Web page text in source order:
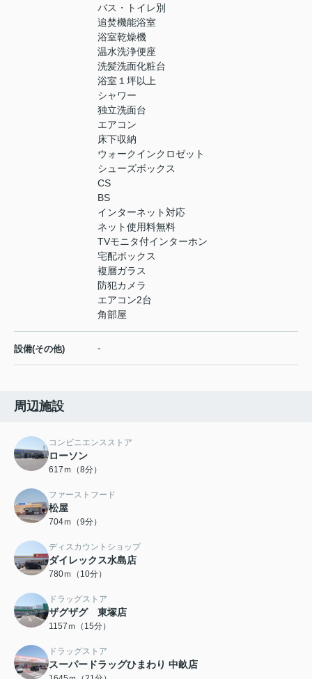
バス・トイレ別
追焚機能浴室
浴室乾燥機
温水洗浄便座
洗髪洗面化粧台
浴室１坪以上
シャワー
独立洗面台
エアコン
床下収納
ウォークインクロゼット
シューズボックス
CS
BS
インターネット対応
ネット使用料無料
TVモニタ付インターホン
宅配ボックス
複層ガラス
防犯カメラ
エアコン2台
角部屋
設備(その他) -
周辺施設
コンビニエンスストア
ローソン
617ｍ（8分）
ファーストフード
松屋
704ｍ（9分）
ディスカウントショップ
ダイレックス水島店
780ｍ（10分）
ドラッグストア
ザグザグ 東塚店
1157ｍ（15分）
ドラッグストア
スーパードラッグひまわり 中畝店